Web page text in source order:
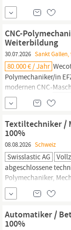
AG hat hier ein
Zudem begleiten wir
St
CNC-
Weiterbildung
30.07.2026 Sankt Gallen,
80.000 € / Jahr
Polymechaniker/in
modernen CNC-
bedienen Dreh- und
Qualitätskontrollen
Textiltechniker /
100%
08.08.2026 Schweiz
Swisslastic AG
abgeschlossene
Polymechaniker,
Textilmechaniker.
schnelle
Digital: Versierter
Maschinensteuerung
Automatiker /
100%